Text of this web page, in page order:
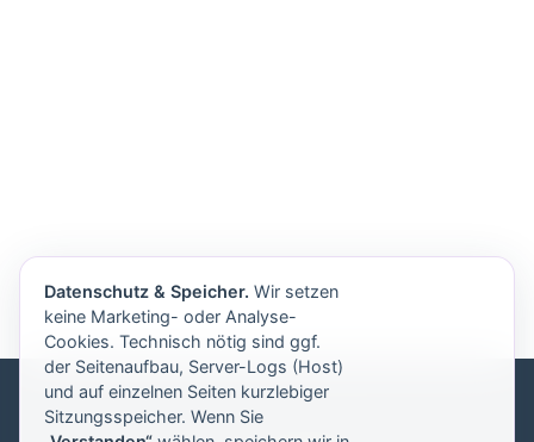
Datenschutz & Speicher. Wir setzen
keine Marketing- oder Analyse-
Cookies. Technisch nötig sind ggf.
der Seitenaufbau, Server-Logs (Host)
und auf einzelnen Seiten kurzlebiger
Sitzungsspeicher. Wenn Sie